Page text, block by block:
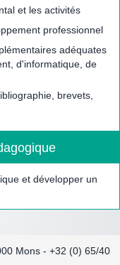
et les activités
professionnel
adéquates
d'informatique, de
brevets,
et développer un
Mons - +32 (0) 65/40